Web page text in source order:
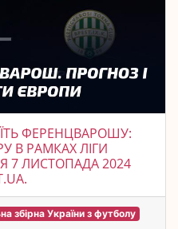
ФЕРЕНЦВАРОШУ:
В РАМКАХ ЛІГИ
7 ЛИСТОПАДА 2024
збірна України з футболу